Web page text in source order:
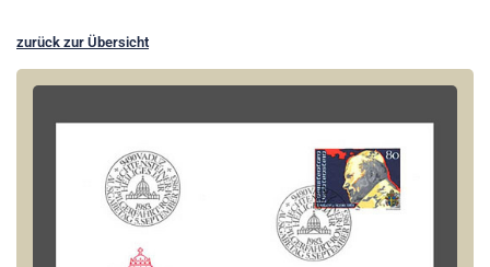
zurück zur Übersicht